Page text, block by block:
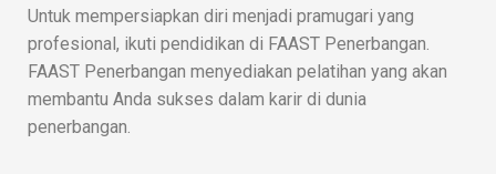
Untuk mempersiapkan diri menjadi pramugari yang
profesional, ikuti pendidikan di FAAST Penerbangan.
FAAST Penerbangan menyediakan pelatihan yang akan
membantu Anda sukses dalam karir di dunia
penerbangan.